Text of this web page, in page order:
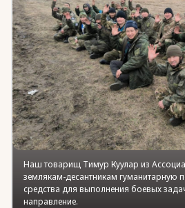
Наш товарищ Тимур Куулар из
землякам-десантникам гуманитарную
средства для выполнения боевых
направление.
Юридическая помощь
Региональные меры